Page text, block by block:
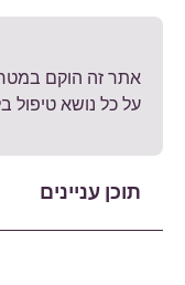
אתר זה הוקם
על כל נושא טיפול
תוכן עניינים